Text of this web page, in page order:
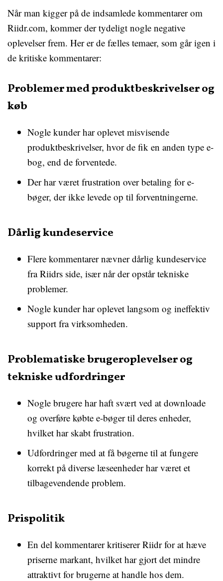
Når man kigger på de indsamlede kommentarer om
Riidr.com, kommer der tydeligt nogle negative
oplevelser frem. Her er de fælles temaer, som går igen i
de kritiske kommentarer:
Problemer med produktbeskrivelser og
køb
Nogle kunder har oplevet misvisende
produktbeskrivelser, hvor de fik en anden type e-
bog, end de forventede.
Der har været frustration over betaling for e-
bøger, der ikke levede op til forventningerne.
Dårlig kundeservice
Flere kommentarer nævner dårlig kundeservice
fra Riidrs side, især når der opstår tekniske
problemer.
Nogle kunder har oplevet langsom og ineffektiv
support fra virksomheden.
Problematiske brugeroplevelser og
tekniske udfordringer
Nogle brugere har haft svært ved at downloade
og overføre købte e-bøger til deres enheder,
hvilket har skabt frustration.
Udfordringer med at få bøgerne til at fungere
korrekt på diverse læseenheder har været et
tilbagevendende problem.
Prispolitik
En del kommentarer kritiserer Riidr for at hæve
priserne markant, hvilket har gjort det mindre
attraktivt for brugerne at handle hos dem.